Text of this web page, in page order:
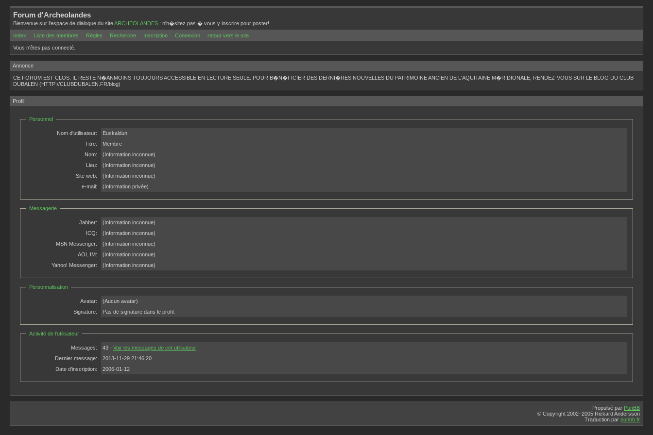
Forum d'Archeolandes
Bienvenue sur l'espace de dialogue du siteARCHEOLANDES : n'h�sitez pas � vous y inscrire pour poster!
Index Liste des membres Règles Recherche Inscription Connexion retour vers le site
Vous n'êtes pas connecté.
Annonce
CE FORUM EST CLOS. IL RESTE N�ANMOINS TOUJOURS ACCESSIBLE EN LECTURE SEULE. POUR B�N�FICIER DES DERNI�RES NOUVELLES DU PATRIMOINE ANCIEN DE L'AQUITAINE M�RIDIONALE, RENDEZ-VOUS SUR LE BLOG DU CLUB
DUBALEN (HTTP://CLUBDUBALEN.FR/blog)
Profil
Personnel
Nom d'utilisateur:
Euskaldun
Titre:
Membre
Nom:
(Information inconnue)
Lieu:
(Information inconnue)
Site web:
(Information inconnue)
e-mail:
(Information privée)
Messagerie
Jabber:
(Information inconnue)
ICQ:
(Information inconnue)
MSN Messenger:
(Information inconnue)
AOL IM:
(Information inconnue)
Yahoo! Messenger:
(Information inconnue)
Personnalisation
Avatar:
(Aucun avatar)
Signature:
Pas de signature dans le profil.
Activité de l'utilisateur
Messages: 43 - Voir les messages de cet utilisateur
Dernier message:
2013-11-29 21:46:20
Date d'inscription:
2006-01-12
Propulsé par PunBB
© Copyright 2002–2005 Rickard Andersson
Traduction par punbb.fr